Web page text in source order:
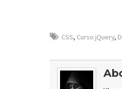
CSS, Curso jQuery,